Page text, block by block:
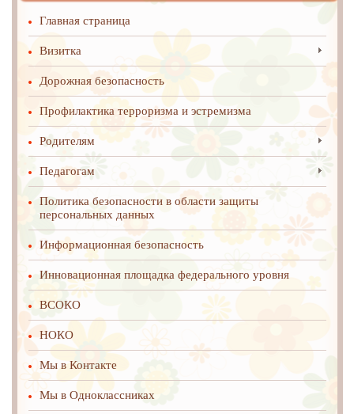
Главная страница
Визитка
Дорожная безопасность
Профилактика терроризма и эстремизма
Родителям
Педагогам
Политика безопасности в области защиты
персональных данных
Информационная безопасность
Инновационная площадка федерального уровня
ВСОКО
НОКО
Мы в Контакте
Мы в Одноклассниках